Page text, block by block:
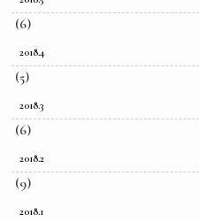
(6)
2018.4
(5)
2018.3
(6)
2018.2
(9)
2018.1